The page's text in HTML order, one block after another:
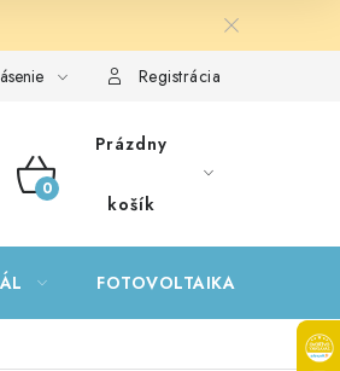
Registrácia
NÁKUPNÝ
Prázdny
košík
FOTOVOLTAIKA